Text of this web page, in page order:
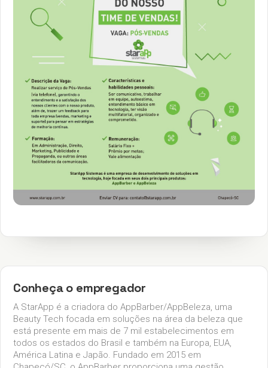
Conheça o empregador
A StarApp é a criadora do AppBarber/AppBeleza, uma
Beauty Tech focada em soluções na área da beleza que
está presente em mais de 7 mil estabelecimentos em
todos os estados do Brasil e também na Europa, EUA,
América Latina e Japão. Fundado em 2015 em